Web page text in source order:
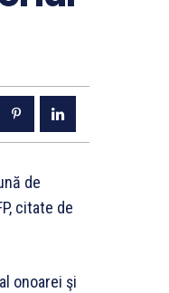
de
citate de
onoarei şi